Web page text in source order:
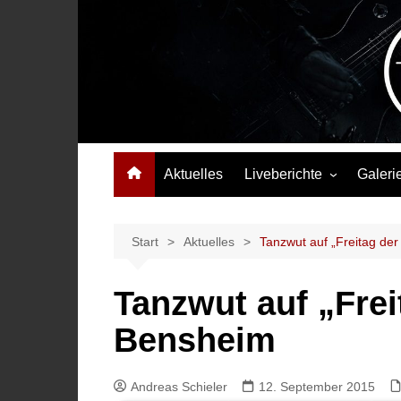
Das Musikmagazin, das Wellen schlägt. Konzerte,
Aktuelles Liveberichte
Festivalberichte
Highlights
Start Aktuelles Tanzwut auf „Freitag
Tanzwut auf
Bensheim
Andreas Schieler 12. September 2015